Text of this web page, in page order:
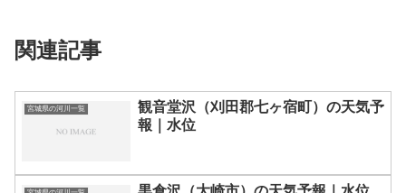
関連記事
宮城県の河川一覧
観音堂沢（刈田郡七ヶ宿町）の天気予
報｜水位